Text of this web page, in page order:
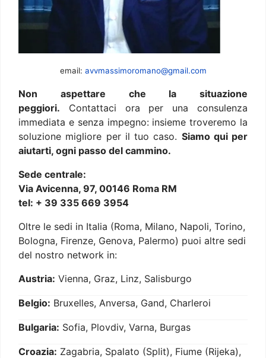
email: avvmassimoromano@gmail.com
Non aspettare che la situazione
peggiori. Contattaci ora per una consulenza
immediata e senza impegno: insieme troveremo la
soluzione migliore per il tuo caso. Siamo qui per
aiutarti, ogni passo del cammino.
Sede centrale:
Via Avicenna, 97, 00146 Roma RM
tel: + 39 335 669 3954
Oltre le sedi in Italia (Roma, Milano, Napoli, Torino,
Bologna, Firenze, Genova, Palermo) puoi altre sedi
del nostro network in:
Austria: Vienna, Graz, Linz, Salisburgo
Belgio: Bruxelles, Anversa, Gand, Charleroi
Bulgaria: Sofia, Plovdiv, Varna, Burgas
Croazia: Zagabria, Spalato (Split), Fiume (Rijeka),